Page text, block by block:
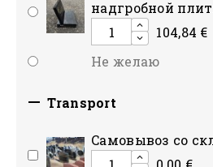
надгробной
104,84 €
Не желаю
 Transport
Cамовывоз со